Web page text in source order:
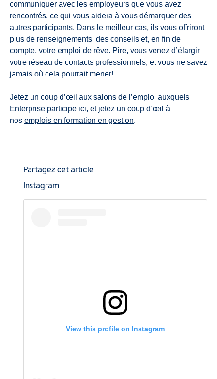
communiquer avec les employeurs que vous avez
rencontrés, ce qui vous aidera à vous démarquer des
autres participants. Dans le meilleur cas, ils vous offriront
plus de renseignements, des conseils et, en fin de
compte, votre emploi de rêve. Pire, vous venez d’élargir
votre réseau de contacts professionnels, et vous ne savez
jamais où cela pourrait mener!
Jetez un coup d’œil aux salons de l’emploi auxquels
Enterprise participe ici, et jetez un coup d’œil à
nos emplois en formation en gestion.
Partagez cet article
Instagram
View this profile on Instagram